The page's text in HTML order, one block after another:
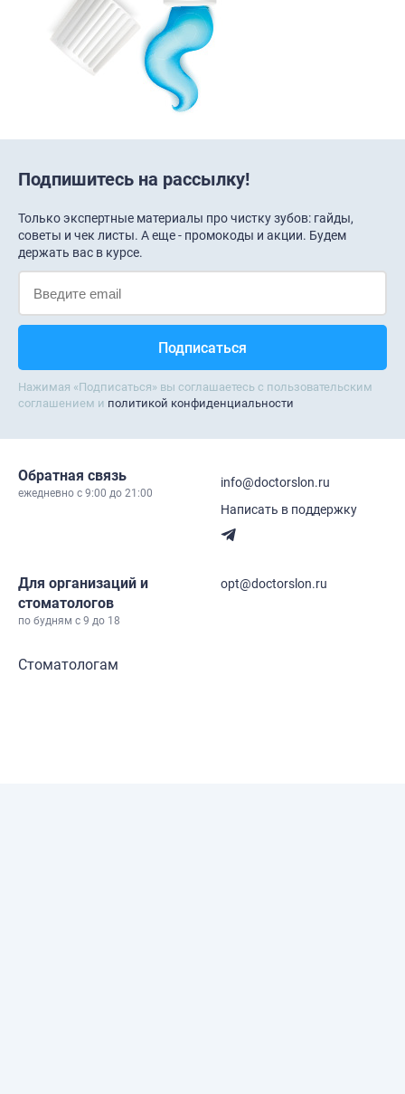
Подпишитесь на рассылку!
Только экспертные материалы про чистку зубов: гайды,
советы и чек листы. А еще - промокоды и акции. Будем
держать вас в курсе.
Нажимая «Подписаться» вы соглашаетесь с пользовательским
соглашением и политикой конфиденциальности
Обратная связь
ежедневно c 9:00 до 21:00
info@doctorslon.ru
Написать в поддержку
Для организаций и
стоматологов
по будням с 9 до 18
opt@doctorslon.ru
Стоматологам